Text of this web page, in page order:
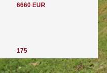
6660 EUR
175